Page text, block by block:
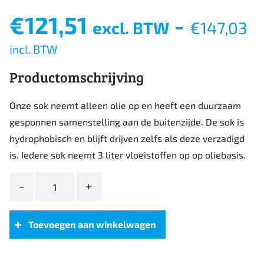
€121,51 excl. BTW - €147,03
incl. BTW
Productomschrijving
Onze sok neemt alleen olie op en heeft een duurzaam
gesponnen samenstelling aan de buitenzijde. De sok is
hydrophobisch en blijft drijven zelfs als deze verzadigd
is. Iedere sok neemt 3 liter vloeistoffen op op oliebasis.
Alleen
Sok
Toevoegen aan winkelwagen